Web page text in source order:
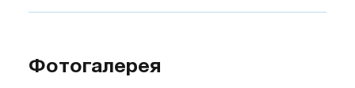
Фотогалерея